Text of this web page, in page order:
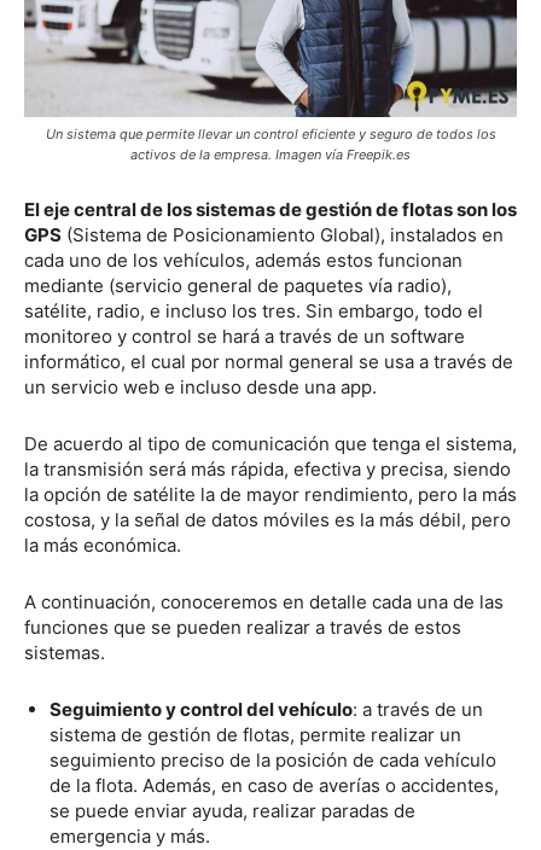
Un sistema que permite llevar un control eficiente y seguro de todos los
activos de la empresa. Imagen vía Freepik.es
El eje central de los sistemas de gestión de flotas son los
GPS (Sistema de Posicionamiento Global), instalados en
cada uno de los vehículos, además estos funcionan
mediante (servicio general de paquetes vía radio),
satélite, radio, e incluso los tres. Sin embargo, todo el
monitoreo y control se hará a través de un software
informático, el cual por normal general se usa a través de
un servicio web e incluso desde una app.
De acuerdo al tipo de comunicación que tenga el sistema,
la transmisión será más rápida, efectiva y precisa, siendo
la opción de satélite la de mayor rendimiento, pero la más
costosa, y la señal de datos móviles es la más débil, pero
la más económica.
A continuación, conoceremos en detalle cada una de las
funciones que se pueden realizar a través de estos
sistemas.
Seguimiento y control del vehículo: a través de un
sistema de gestión de flotas, permite realizar un
seguimiento preciso de la posición de cada vehículo
de la flota. Además, en caso de averías o accidentes,
se puede enviar ayuda, realizar paradas de
emergencia y más.